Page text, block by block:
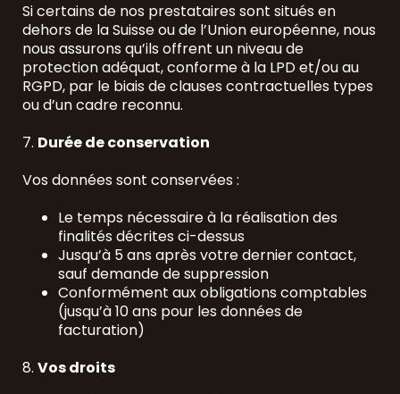
Si certains de nos prestataires sont situés en
dehors de la Suisse ou de l’Union européenne, nous
nous assurons qu’ils offrent un niveau de
protection adéquat, conforme à la LPD et/ou au
RGPD, par le biais de clauses contractuelles types
ou d’un cadre reconnu.
7. Durée de conservation
Vos données sont conservées :
Le temps nécessaire à la réalisation des
finalités décrites ci-dessus
Jusqu’à 5 ans après votre dernier contact,
sauf demande de suppression
Conformément aux obligations comptables
(jusqu’à 10 ans pour les données de
facturation)
8. Vos droits